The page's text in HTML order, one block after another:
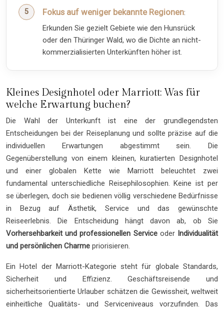
Fokus auf weniger bekannte Regionen:
Erkunden Sie gezielt Gebiete wie den Hunsrück
oder den Thüringer Wald, wo die Dichte an nicht-
kommerzialisierten Unterkünften höher ist.
Kleines Designhotel oder Marriott: Was für
welche Erwartung buchen?
Die Wahl der Unterkunft ist eine der grundlegendsten
Entscheidungen bei der Reiseplanung und sollte präzise auf die
individuellen Erwartungen abgestimmt sein. Die
Gegenüberstellung von einem kleinen, kuratierten Designhotel
und einer globalen Kette wie Marriott beleuchtet zwei
fundamental unterschiedliche Reisephilosophien. Keine ist per
se überlegen, doch sie bedienen völlig verschiedene Bedürfnisse
in Bezug auf Ästhetik, Service und das gewünschte
Reiseerlebnis. Die Entscheidung hängt davon ab, ob Sie
Vorhersehbarkeit und professionellen Serviceoder Individualität
und persönlichen Charme priorisieren.
Ein Hotel der Marriott-Kategorie steht für globale Standards,
Sicherheit und Effizienz. Geschäftsreisende und
sicherheitsorientierte Urlauber schätzen die Gewissheit, weltweit
einheitliche Qualitäts- und Serviceniveaus vorzufinden. Das